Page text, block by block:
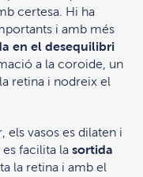
certesa. Hi ha
i amb més
en el desequilibri
a la coroide, un
retina i nodreix el
els vasos es dilaten i
facilita la sortida
la retina i amb el